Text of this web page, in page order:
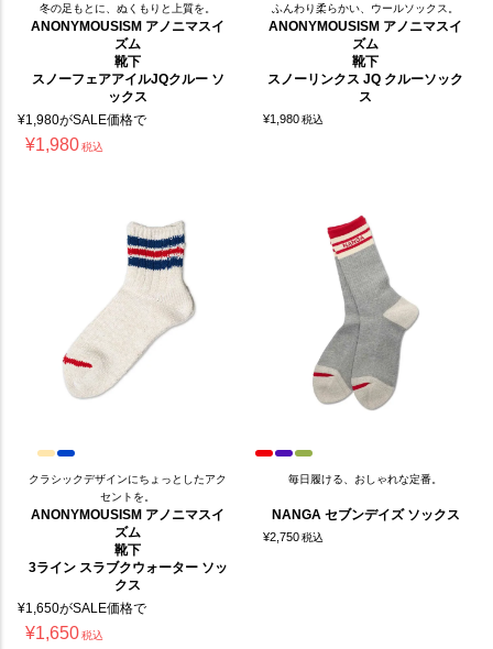
冬の足もとに、ぬくもりと上質を。
ANONYMOUSISM アノニマスイ
ズム
靴下
スノーフェアアイルJQクルー ソ
ックス
¥1,980がSALE価格で
¥1,980税込
ふんわり柔らかい、ウールソックス。
ANONYMOUSISM アノニマスイ
ズム
靴下
スノーリンクス JQ クルーソック
ス
¥1,980税込
クラシックデザインにちょっとしたアク
セントを。
ANONYMOUSISM アノニマスイ
ズム
靴下
3ライン スラブクウォーター ソッ
クス
¥1,650がSALE価格で
¥1,650税込
毎日履ける、おしゃれな定番。
NANGA セブンデイズ ソックス
¥2,750税込